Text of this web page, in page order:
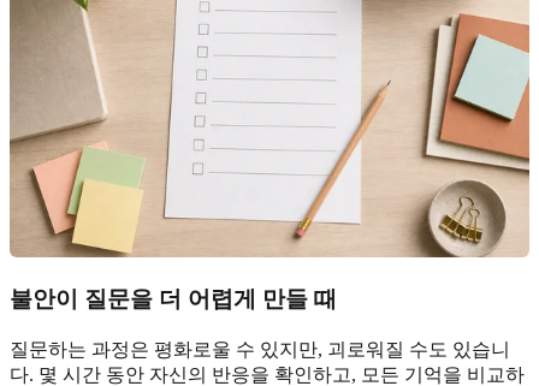
불안이 질문을 더 어렵게 만들 때
질문하는 과정은 평화로울 수 있지만, 괴로워질 수도 있습니
다. 몇 시간 동안 자신의 반응을 확인하고, 모든 기억을 비교하